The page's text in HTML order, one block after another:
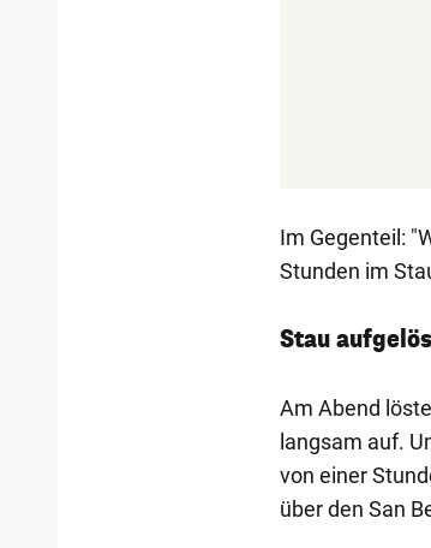
Im Gegenteil:
Stunden im
Stau
Am Abend
langsam auf.
von einer
über den San